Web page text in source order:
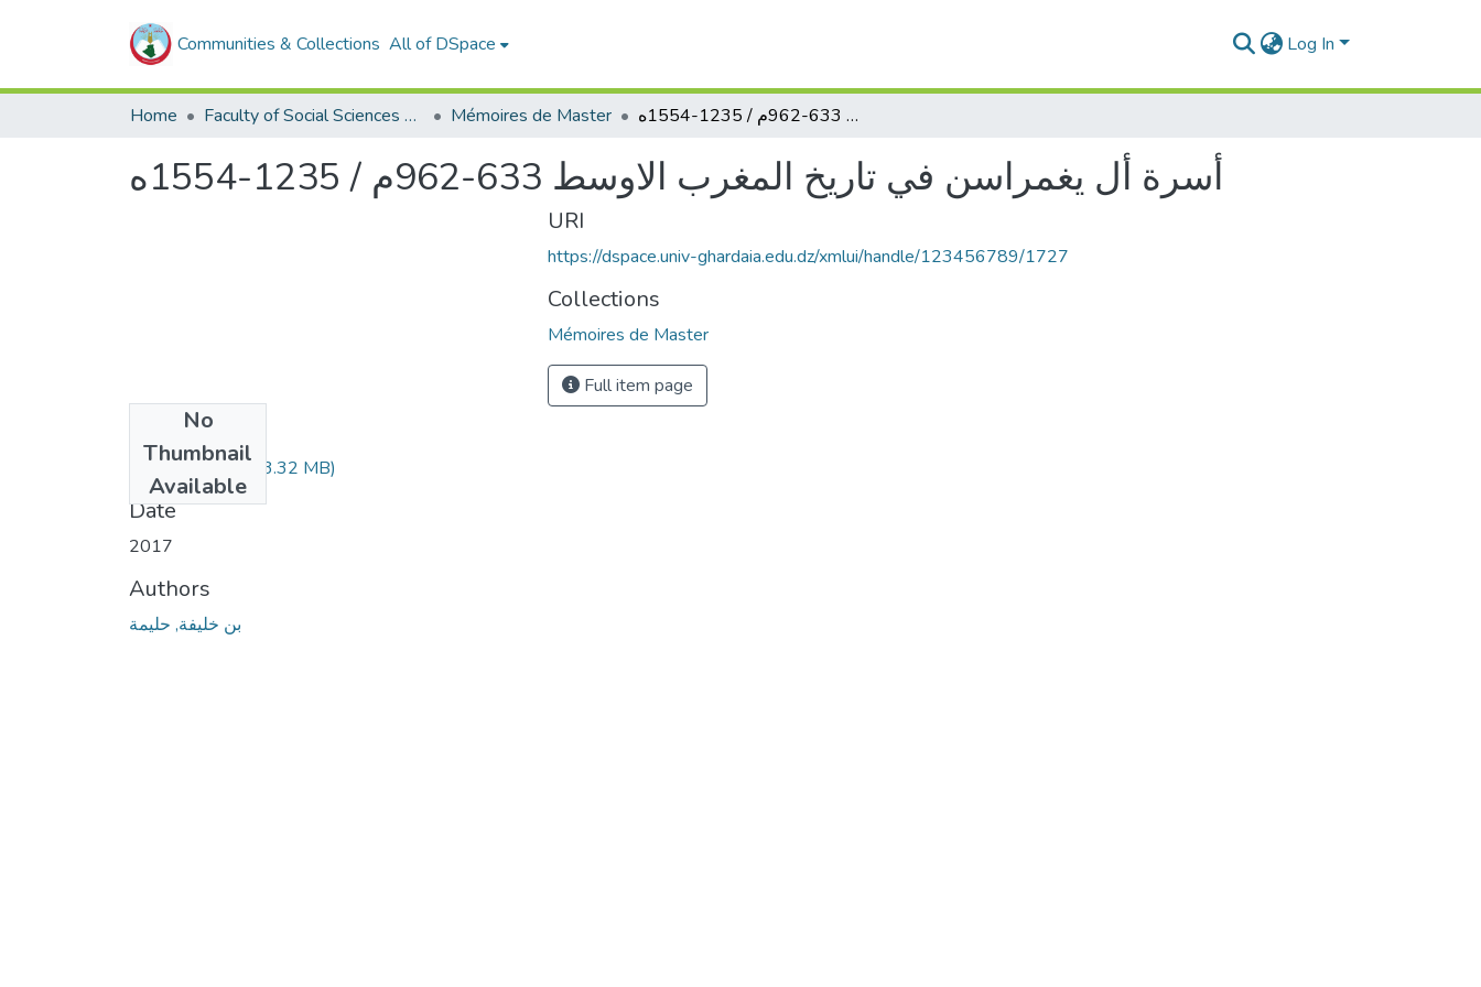
Communities & Collections All of DSpace Log In
Home Faculty of Social Sciences and Humanities Mémoires de Master أسرة أل يغمراسن في تاريخ المغرب الاوسط 633-962م / 1235-1554ه
أسرة أل يغمراسن في تاريخ المغرب الاوسط 633-962م / 1235-1554ه
No
Thumbnail
Available
908.04.172.pdf (3.32 MB)
Date
2017
Authors
بن خليفة, حليمة
URI
https://dspace.univ-ghardaia.edu.dz/xmlui/handle/123456789/1727
Collections
Mémoires de Master
Full item page